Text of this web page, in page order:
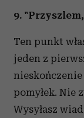
9.
Ten punkt
jeden z
pomyłek. Nie
Wysyłasz